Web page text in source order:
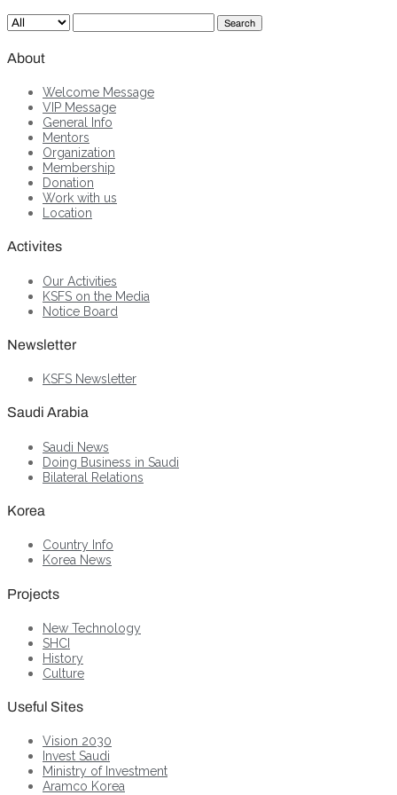
Search
About
Welcome Message
VIP Message
General Info
Mentors
Organization
Membership
Donation
Work with us
Location
Activites
Our Activities
KSFS on the Media
Notice Board
Newsletter
KSFS Newsletter
Saudi Arabia
Saudi News
Doing Business in Saudi
Bilateral Relations
Korea
Country Info
Korea News
Projects
New Technology
SHCI
History
Culture
Useful Sites
Vision 2030
Invest Saudi
Ministry of Investment
Aramco Korea